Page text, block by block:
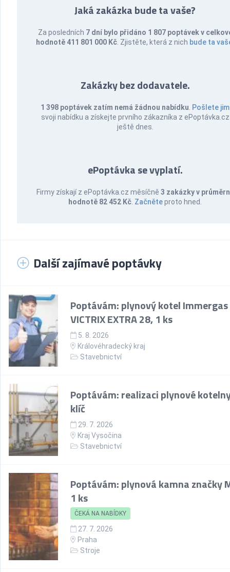
Jaká zakázka bude ta vaše?
Za posledních 7 dní bylo přidáno 1 807 poptávek v
hodnotě 411 801 000 Kč . Zjistěte, která z nich bude ta
Zakázky bez dodavatele.
1 398 poptávek zatím nemá žádnou nabídku Pošlete jim
svoji nabídku a získejte prvního zákazníka z ePoptávka.cz
ještě dnes.
ePoptávka se vyplatí.
Firmy získají z ePoptávka.cz měsíčně 3 zakázky v
hodnotě 82 452 Kč Začněteproto hned.
Další zajímavé poptávky
Poptávám: plynový kotel Immergas
VICTRIX EXTRA 28, 1 ks
5. 8. 2026
Královéhradecký kraj
Stavebnictví
Poptávám: realizaci plynové
klíč
29. 7. 2026
Kraj Vysočina
Stavebnictví
Poptávám: plynová kamna značky
1 ks
ČEKÁ NA NABÍDKY
27. 7. 2026
Praha
Stroje